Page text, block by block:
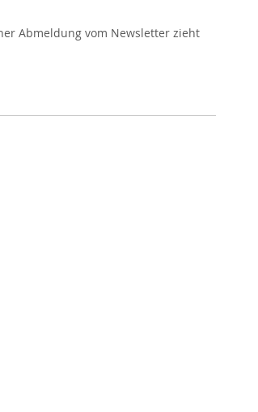
Abmeldung vom Newsletter zieht